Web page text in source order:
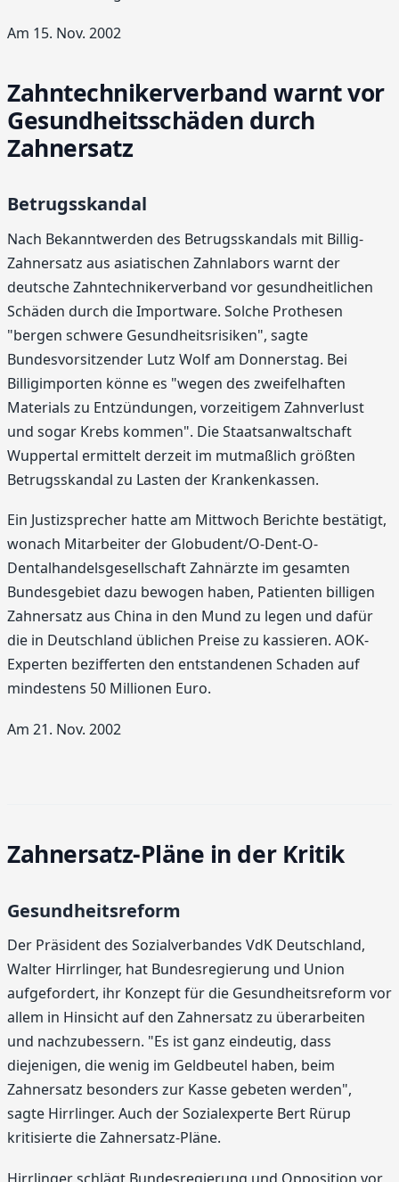
Am 15. Nov. 2002
Zahntechnikerverband warnt vor
Gesundheitsschäden durch
Zahnersatz
Betrugsskandal
Nach Bekanntwerden des Betrugsskandals mit Billig-
Zahnersatz aus asiatischen Zahnlabors warnt der
deutsche Zahntechnikerverband vor gesundheitlichen
Schäden durch die Importware. Solche Prothesen
"bergen schwere Gesundheitsrisiken", sagte
Bundesvorsitzender Lutz Wolf am Donnerstag. Bei
Billigimporten könne es "wegen des zweifelhaften
Materials zu Entzündungen, vorzeitigem Zahnverlust
und sogar Krebs kommen". Die Staatsanwaltschaft
Wuppertal ermittelt derzeit im mutmaßlich größten
Betrugsskandal zu Lasten der Krankenkassen.
Ein Justizsprecher hatte am Mittwoch Berichte bestätigt,
wonach Mitarbeiter der Globudent/O-Dent-O-
Dentalhandelsgesellschaft Zahnärzte im gesamten
Bundesgebiet dazu bewogen haben, Patienten billigen
Zahnersatz aus China in den Mund zu legen und dafür
die in Deutschland üblichen Preise zu kassieren. AOK-
Experten bezifferten den entstandenen Schaden auf
mindestens 50 Millionen Euro.
Am 21. Nov. 2002
Zahnersatz-Pläne in der Kritik
Gesundheitsreform
Der Präsident des Sozialverbandes VdK Deutschland,
Walter Hirrlinger, hat Bundesregierung und Union
aufgefordert, ihr Konzept für die Gesundheitsreform vor
allem in Hinsicht auf den Zahnersatz zu überarbeiten
und nachzubessern. "Es ist ganz eindeutig, dass
diejenigen, die wenig im Geldbeutel haben, beim
Zahnersatz besonders zur Kasse gebeten werden",
sagte Hirrlinger. Auch der Sozialexperte Bert Rürup
kritisierte die Zahnersatz-Pläne.
Hirrlinger schlägt Bundesregierung und Opposition vor,